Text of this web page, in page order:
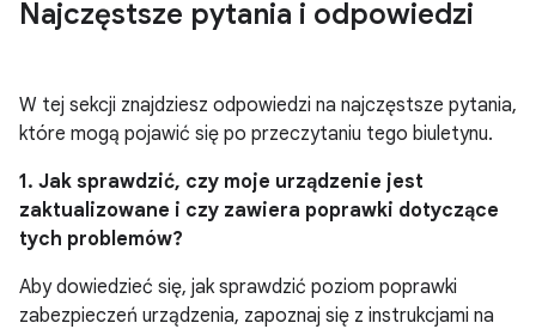
Najczęstsze pytania i odpowiedzi
W tej sekcji znajdziesz odpowiedzi na najczęstsze pytania,
które mogą pojawić się po przeczytaniu tego biuletynu.
1. Jak sprawdzić, czy moje urządzenie jest
zaktualizowane i czy zawiera poprawki dotyczące
tych problemów?
Aby dowiedzieć się, jak sprawdzić poziom poprawki
zabezpieczeń urządzenia, zapoznaj się z instrukcjami na